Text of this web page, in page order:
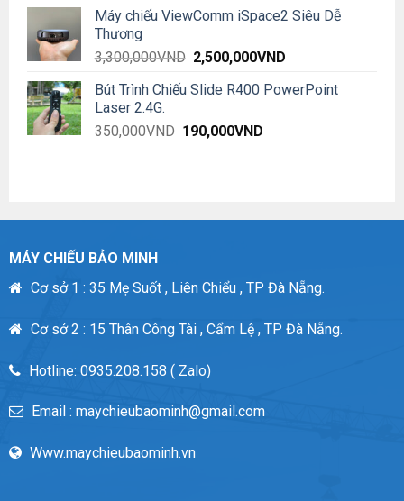
3,500,000VND.2,800,000VND.
Máy chiếu ViewComm iSpace2 Siêu Dễ
Thương
3,300,000VND Original
was:
2,500,000VND
is:
Bút Trình Chiếu Slide R400 PowerPoint
Laser 2.4G.
350,000VND Original
190,000VND
MÁY CHIẾU BẢO MINH
Cơ sở 1 : 35 Mẹ Suốt , Liên Chiểu , TP Đà Nẵng.
Cơ sở 2 : 15 Thân Công Tài , Cẩm Lệ , TP Đà Nẵng.
Hotline: 0935.208.158 ( Zalo)
Email : maychieubaominh@gmail.com
Www.maychieubaominh.vn